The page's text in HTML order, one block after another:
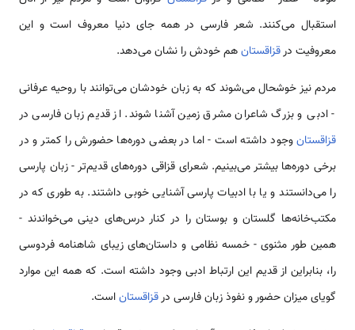
استقبال می‌کنند. شعر فارسی در همه جای دنیا معروف است و این
معروفیت درقزاقستانهم خودش را نشان می‌دهد.
مردم نیز خوشحال می‌شوند که به زبان خودشان می‌توانند با روحیه عرفانی
- ادبی و بزرگ شاعران مشرق زمین آشنا شوند. از قدیم زبان فارسی در
قزاقستانوجود داشته است - اما در بعضی دوره‌ها حضورش را کمتر و در
برخی دوره‌ها بیشتر می‌بینیم. شعرای قزاقی دوره‌های قدیم‌تر - زبان پارسی
را می‌دانستند و یا با ادبیات پارسی آشنایی خوبی داشتند. به طوری که در
مکتب‌خانه‌ها گلستان و بوستان را در کنار درس‌های دینی می‌خواندند -
همین طور مثنوی - خمسه نظامی و داستان‌های زیبای شاهنامه فردوسی
را، بنابراین از قدیم این ارتباط ادبی وجود داشته است. که همه این موارد
گویای میزان حضور و نفوذ زبان فارسی درقزاقستاناست.